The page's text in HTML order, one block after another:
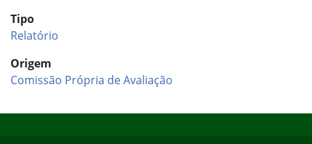
Tipo
Relatório
Origem
Comissão Própria de Avaliação